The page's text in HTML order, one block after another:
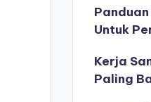
Untuk
Kerja
Paling